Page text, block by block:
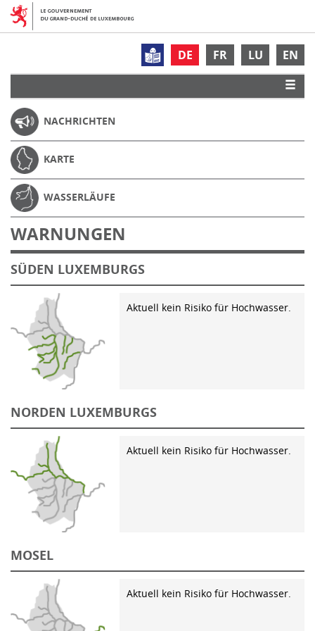
DE FR LU EN
NACHRICHTEN
KARTE
WASSERLÄUFE
WARNUNGEN
SÜDEN LUXEMBURGS
Aktuell kein Risiko für Hochwasser.
NORDEN LUXEMBURGS
Aktuell kein Risiko für Hochwasser.
MOSEL
Aktuell kein Risiko für Hochwasser.